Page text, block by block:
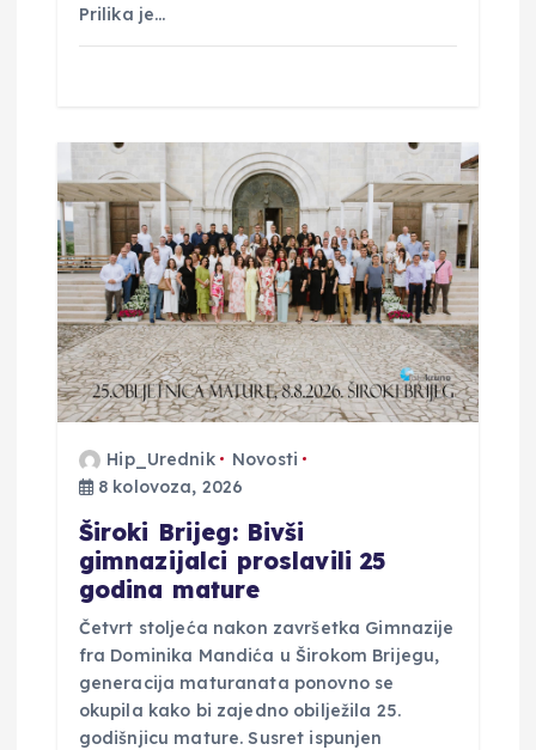
Prilika je…
Hip_Urednik
Novosti
8 kolovoza, 2026
Široki Brijeg: Bivši
gimnazijalci proslavili 25
godina mature
Četvrt stoljeća nakon završetka Gimnazije
fra Dominika Mandića u Širokom Brijegu,
generacija maturanata ponovno se
okupila kako bi zajedno obilježila 25.
godišnjicu mature. Susret ispunjen